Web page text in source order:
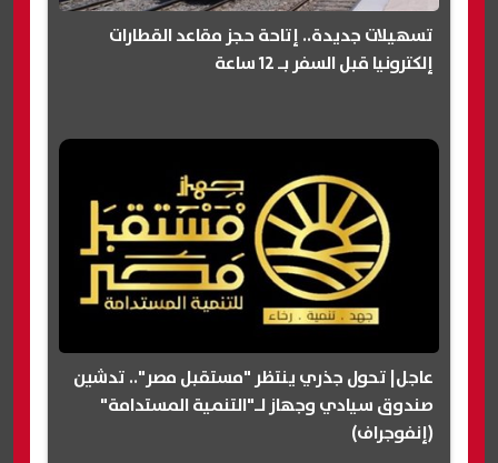
تسهيلات جديدة.. إتاحة حجز مقاعد القطارات
إلكترونيا قبل السفر بـ 12 ساعة
عاجل| تحول جذري ينتظر "مستقبل مصر".. تدشين
صندوق سيادي وجهاز لـ"التنمية المستدامة"
(إنفوجراف)